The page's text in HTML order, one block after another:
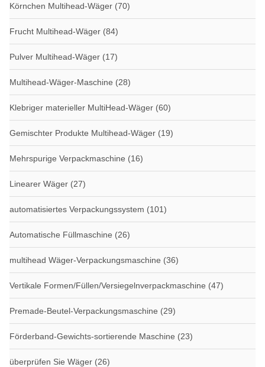
Körnchen Multihead-Wäger (70)
Frucht Multihead-Wäger (84)
Pulver Multihead-Wäger (17)
Multihead-Wäger-Maschine (28)
Klebriger materieller MultiHead-Wäger (60)
Gemischter Produkte Multihead-Wäger (19)
Mehrspurige Verpackmaschine (16)
Linearer Wäger (27)
automatisiertes Verpackungssystem (101)
Automatische Füllmaschine (26)
multihead Wäger-Verpackungsmaschine (36)
Vertikale Formen/Füllen/Versiegelnverpackmaschine (47)
Premade-Beutel-Verpackungsmaschine (29)
Förderband-Gewichts-sortierende Maschine (23)
überprüfen Sie Wäger (26)